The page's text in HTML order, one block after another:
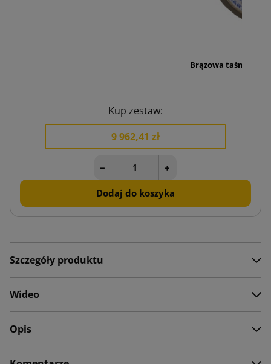
Brązowa taśma
Kup zestaw:
9 962,41 zł
− +
Dodaj do koszyka
Szczegóły produktu
Wideo
Opis